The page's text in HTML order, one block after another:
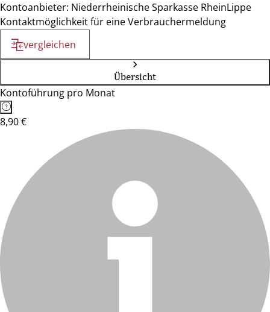
Kontoanbieter: Niederrheinische Sparkasse RheinLippe
Kontaktmöglichkeit für eine Verbrauchermeldung
vergleichen
Übersicht
Kontoführung pro Monat
8,90 €